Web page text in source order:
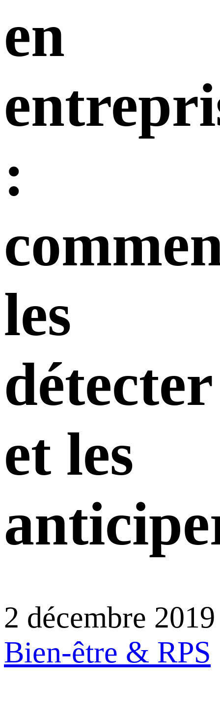
en
:
les
détecter
et les
2 décembre 2019
Bien-être & RPS